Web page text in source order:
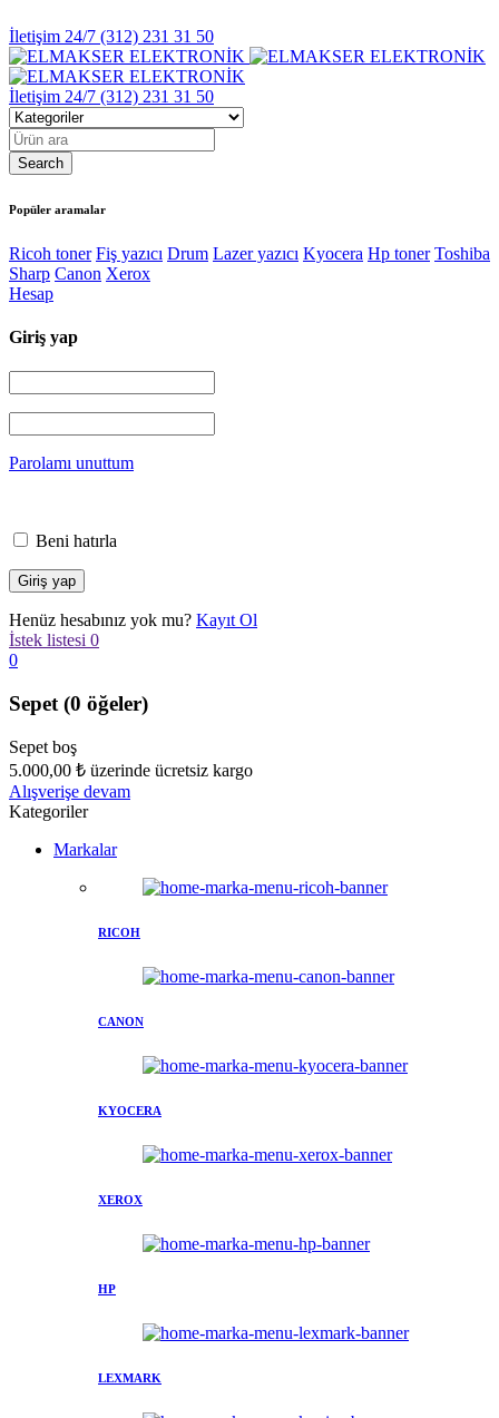
İletişim 24/7 (312) 231 31 50
İletişim 24/7 (312) 231 31 50
Popüler aramalar
Ricoh toner Fiş yazıcı Drum Lazer yazıcı Kyocera Hp toner Toshiba
Sharp Canon Xerox
Hesap
Giriş yap
Parolamı unuttum
Beni hatırla
Henüz hesabınız yok mu? Kayıt Ol
İstek listesi 0
0
Sepet (0 öğeler)
Sepet boş
5.000,00 ₺ üzerinde ücretsiz kargo
Alışverişe devam
Kategoriler
Markalar
RICOH
CANON
KYOCERA
XEROX
HP
LEXMARK